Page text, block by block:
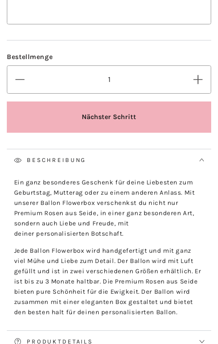
BESCHREIBUNG
Ein ganz besonderes Geschenk für deine Liebesten zum
Geburtstag, Mutterag oder zu einem anderen Anlass. Mit
unserer Ballon Flowerbox verschenkst du nicht nur
Premium Rosen aus Seide, in einer ganz besonderen Art,
sondern auch Liebe und Freude, mit
deiner personalisierten Botschaft.
Jede Ballon Flowerbox wird handgefertigt und mit ganz
viel Mühe und Liebe zum Detail. Der Ballon wird mit Luft
gefüllt und ist in zwei verschiedenen Größen erhältlich. Er
ist bis zu 3 Monate haltbar. Die Premium Rosen aus Seide
bieten pure Schönheit für die Ewigkeit. Der Ballon wird
zusammen mit einer eleganten Box gestaltet und bietet
den besten halt für deinen personalisierten Ballon.
PRODUKTDETAILS